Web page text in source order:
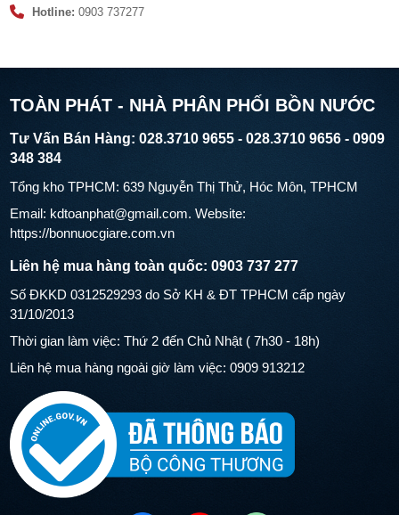
CÚP & CHỨNG NHẬN
TADT nhiều năm liền được người tiêu dùng tin tưởng bình
Vàng Đất Việt, đạt Huy chương Vàng tại các kỳ Hội chợ
Quốc tế Hàng công nghiệp Việt Nam, Cúp vàng VTOPBUILD
chất lượng sản phẩm ngành xây dựng Việt Nam, đặc biệt vinh
dự được nhận “Bằng khen của Thủ tướng Chính phủ” và
“Huân chương lao động hạng 2” do Chủ tịch nước trao tặng.
Hotline: 0903 737277
TOÀN PHÁT - NHÀ PHÂN PHỐI BỒN NƯỚC
Tư Vấn Bán Hàng: 028.3710 9655 - 028.3710 9656 - 0909
348 384
Tổng kho TPHCM: 639 Nguyễn Thị Thử, Hóc Môn, TPHCM
Email: kdtoanphat@gmail.com. Website:
https://bonnuocgiare.com.vn
Liên hệ mua hàng toàn quốc: 0903 737 277
Số ĐKKD 0312529293 do Sở KH & ĐT TPHCM cấp ngày
31/10/2013
Thời gian làm việc: Thứ 2 đến Chủ Nhật ( 7h30 - 18h)
Liên hệ mua hàng ngoài giờ làm việc: 0909 913212